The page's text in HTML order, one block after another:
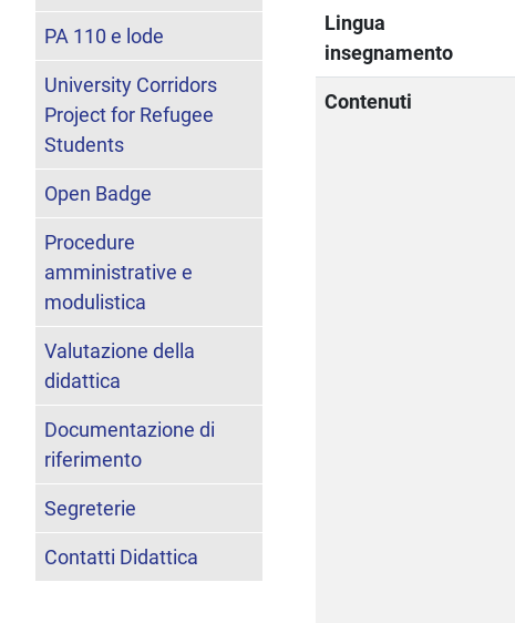
Lingua
insegnamento
Contenuti
PA 110 e lode
University Corridors
Project for Refugee
Students
Open Badge
Procedure
amministrative e
modulistica
Valutazione della
didattica
Documentazione di
riferimento
Segreterie
Contatti Didattica